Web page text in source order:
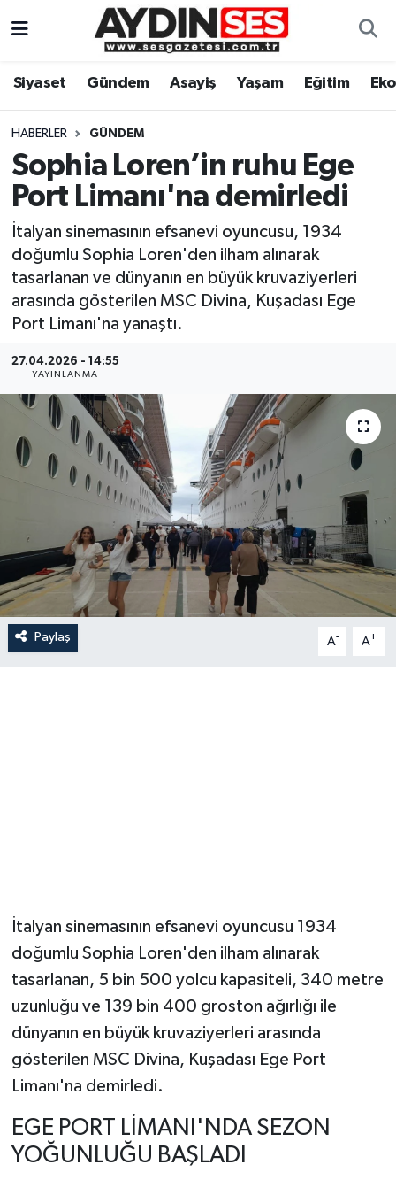
Siyaset Gündem Asayiş Yaşam Eğitim
HABERLER GÜNDEM
Sophia Loren’in ruhu Ege
Port Limanı'na demirledi
İtalyan sinemasının efsanevi oyuncusu, 1934
doğumlu Sophia Loren'den ilham alınarak
tasarlanan ve dünyanın en büyük kruvaziyerleri
arasında gösterilen MSC Divina, Kuşadası Ege
Port Limanı'na yanaştı.
27.04.2026 - 14:55
YAYINLANMA
Paylaş A- A+
İtalyan sinemasının efsanevi oyuncusu 1934
doğumlu Sophia Loren'den ilham alınarak
tasarlanan, 5 bin 500 yolcu kapasiteli, 340 metre
uzunluğu ve 139 bin 400 groston ağırlığı ile
dünyanın en büyük kruvaziyerleri arasında
gösterilen MSC Divina, Kuşadası Ege Port
Limanı'na demirledi.
EGE PORT LİMANI'NDA SEZON
YOĞUNLUĞU BAŞLADI
Gündem
Siyaset
Ekonomi
Yaşam
Eğitim
Kültür Sanat
Aydın Hava Durumu
Aydin Namaz Vakitleri
Aydın Trafik Yoğunluk Haritası
Süper Lig Puan Durumu ve Fikstür
Tüm Manşetler
Son Dakika Haberleri